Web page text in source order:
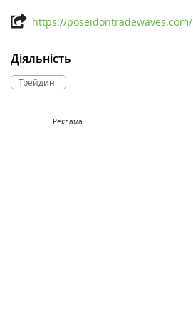
https://poseidontradewaves.com/
Діяльність
Трейдинг
Реклама